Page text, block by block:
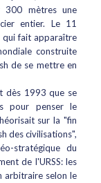
300 mètres une
entier. Le 11
qui fait apparaître
construite
de se mettre en
dès 1993 que se
pour penser le
sur la "fin
des civilisations",
stratégique du
de l'URSS: les
arbitraire selon le